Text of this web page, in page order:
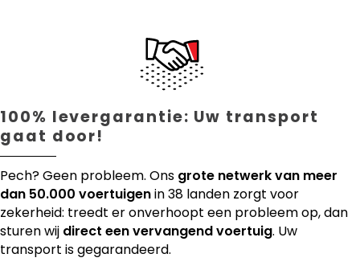
100% levergarantie: Uw transport
gaat door!
Pech? Geen probleem. Ons grote netwerk van meer
dan 50.000 voertuigenin 38 landen zorgt voor
zekerheid: treedt er onverhoopt een probleem op, dan
sturen wij direct een vervangend voertuig. Uw
transport is gegarandeerd.